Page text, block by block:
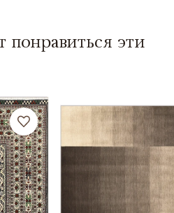
понравиться эти